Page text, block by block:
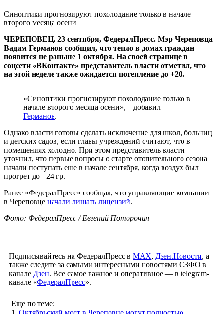
Синоптики прогнозируют похолодание только в начале
второго месяца осени
ЧЕРЕПОВЕЦ, 23 сентября, ФедералПресс. Мэр Череповца
Вадим Германов сообщил, что тепло в домах граждан
появится не раньше 1 октября. На своей странице в
соцсети «ВКонтакте» представитель власти отметил, что
на этой неделе также ожидается потепление до +20.
«Синоптики прогнозируют похолодание только в
начале второго месяца осени», – добавил
Германов.
Однако власти готовы сделать исключение для школ, больниц
и детских садов, если главы учреждений считают, что в
помещениях холодно. При этом представитель власти
уточнил, что первые вопросы о старте отопительного сезона
начали поступать еще в начале сентября, когда воздух был
прогрет до +24 гр.
Ранее «ФедералПресс» сообщал, что управляющие компании
в Череповце начали лишать лицензий.
Фото: ФедералПресс / Евгений Поторочин
Подписывайтесь на ФедералПресс в МАХ, Дзен.Новости, а
также следите за самыми интересными новостями СЗФО в
канале Дзен. Все самое важное и оперативное — в telegram-
канале «ФедералПресс».
Еще по теме:
1. Октябрьский мост в Череповце могут полностью